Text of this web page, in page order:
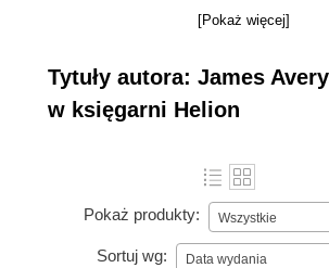
cyfrowymi, czyta lub gra na konsoli
[Pokaż więcej]
Tytuły autora: James
w księgarni Helion
Pokaż produkty: Wszystkie
Sortuj wg: Data wydania